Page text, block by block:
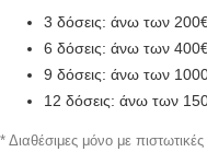
3 δόσεις: άνω των
6 δόσεις: άνω των
9 δόσεις: άνω των
12 δόσεις: άνω των
* Διαθέσιμες μόνο με